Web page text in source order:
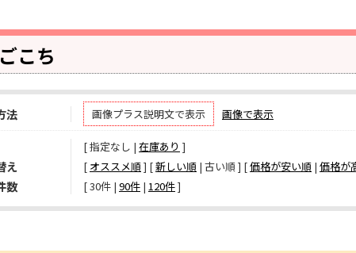
こち
法 画像プラス説明文で表示 画像で表示
[ 指定なし | 在庫あり ]
え [ オススメ順] [新しい順 | 古い順 ] [価格が安い順 | 価格が
数 [ 30件 | 90件 | 120件 ]